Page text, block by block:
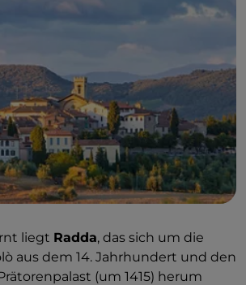
liegt Radda, das sich um die
aus dem 14. Jahrhundert und den
(um 1415) herum